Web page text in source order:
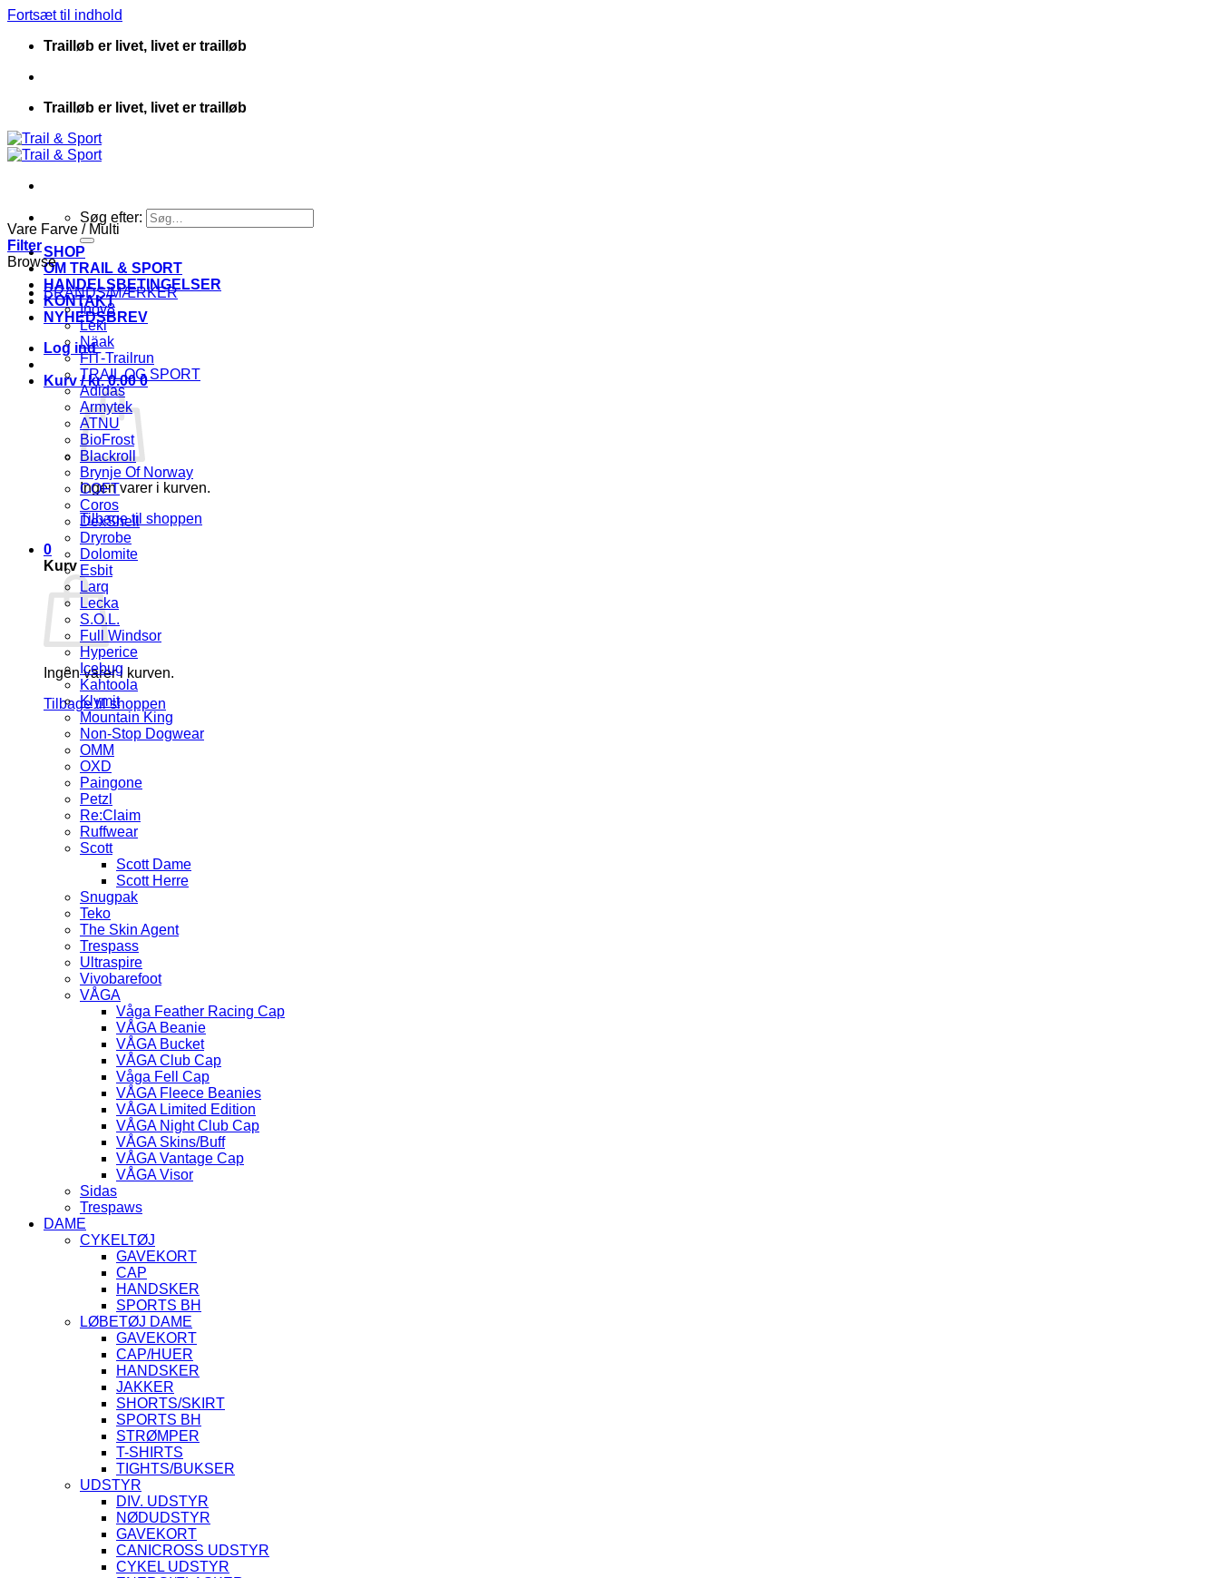
Fortsæt til indhold
Trailløb er livet, livet er trailløb
Trailløb er livet, livet er trailløb
Søg efter:
SHOP
OM TRAIL & SPORT
HANDELSBETINGELSER
KONTAKT
NYHEDSBREV
Log ind
Kurv /kr.0.00 0
Ingen varer i kurven.
Tilbage til shoppen
0
Kurv
Ingen varer i kurven.
Tilbage til shoppen
Vare Farve /Multi
Filter
Browse
BRANDS/MÆRKER
Inov8
Leki
Näak
FiT-Trailrun
TRAIL OG SPORT
Adidas
Armytek
ATNU
BioFrost
Blackroll
Brynje Of Norway
COFT
Coros
DexShell
Dryrobe
Dolomite
Esbit
Larq
Lecka
S.O.L.
Full Windsor
Hyperice
Icebug
Kahtoola
Klymit
Mountain King
Non-Stop Dogwear
OMM
OXD
Paingone
Petzl
Re:Claim
Ruffwear
Scott
Scott Dame
Scott Herre
Snugpak
Teko
The Skin Agent
Trespass
Ultraspire
Vivobarefoot
VÅGA
Våga Feather Racing Cap
VÅGA Beanie
VÅGA Bucket
VÅGA Club Cap
Våga Fell Cap
VÅGA Fleece Beanies
VÅGA Limited Edition
VÅGA Night Club Cap
VÅGA Skins/Buff
VÅGA Vantage Cap
VÅGA Visor
Sidas
Trespaws
DAME
CYKELTØJ
GAVEKORT
CAP
HANDSKER
SPORTS BH
LØBETØJ DAME
GAVEKORT
CAP/HUER
HANDSKER
JAKKER
SHORTS/SKIRT
SPORTS BH
STRØMPER
T-SHIRTS
TIGHTS/BUKSER
UDSTYR
DIV. UDSTYR
NØDUDSTYR
GAVEKORT
CANICROSS UDSTYR
CYKEL UDSTYR